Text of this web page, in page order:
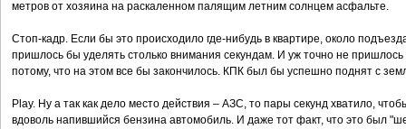
метров от хозяина на раскаленном палящим летним солнцем асфальте.
Стоп-кадр. Если бы это происходило где-нибудь в квартире, около
пришлось бы уделять столько внимания секундам. И уж точно не
потому, что на этом все бы закончилось. КПК был бы успешно поднят с
Play. Ну а так как дело место действия – АЗС, то пары секунд хватило,
вдоволь напившийся бензина автомобиль. И даже тот факт, что это был